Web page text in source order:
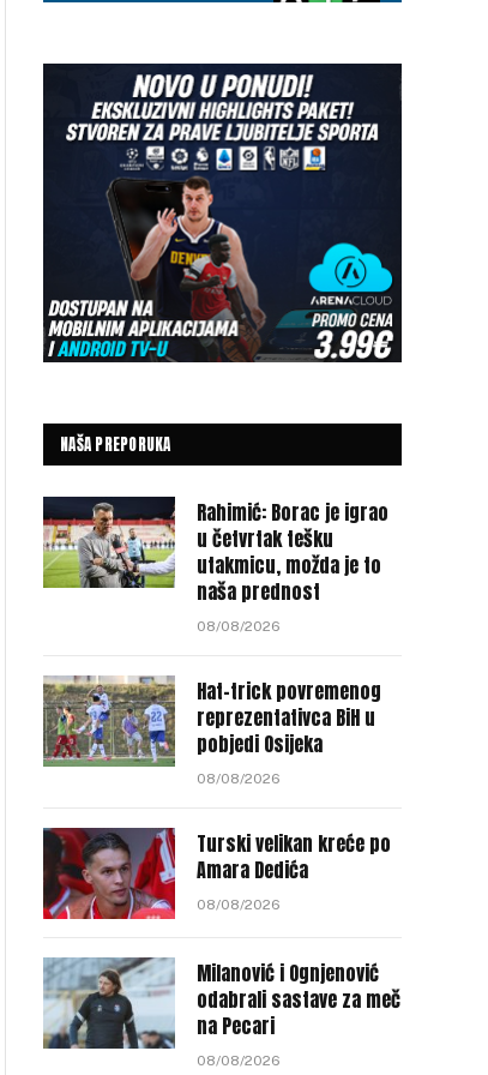
NAŠA PREPORUKA
Rahimić: Borac je igrao
u četvrtak tešku
utakmicu, možda je to
naša prednost
08/08/2026
Hat-trick povremenog
reprezentativca BiH u
pobjedi Osijeka
08/08/2026
Turski velikan kreće po
Amara Dedića
08/08/2026
Milanović i Ognjenović
odabrali sastave za meč
na Pecari
08/08/2026